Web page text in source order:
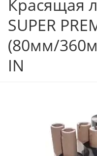
Красящая
SUPER
(80мм/
IN